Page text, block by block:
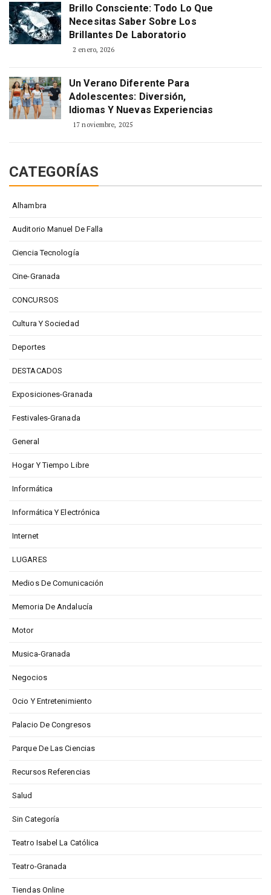
Brillo Consciente: Todo Lo Que
Necesitas Saber Sobre Los
Brillantes De Laboratorio
2 enero, 2026
Un Verano Diferente Para
Adolescentes: Diversión,
Idiomas Y Nuevas Experiencias
17 noviembre, 2025
CATEGORÍAS
Alhambra
Auditorio Manuel De Falla
Ciencia Tecnología
Cine-Granada
CONCURSOS
Cultura Y Sociedad
Deportes
DESTACADOS
Exposiciones-Granada
Festivales-Granada
General
Hogar Y Tiempo Libre
Informática
Informática Y Electrónica
Internet
LUGARES
Medios De Comunicación
Memoria De Andalucía
Motor
Musica-Granada
Negocios
Ocio Y Entretenimiento
Palacio De Congresos
Parque De Las Ciencias
Recursos Referencias
Salud
Sin Categoría
Teatro Isabel La Católica
Teatro-Granada
Tiendas Online